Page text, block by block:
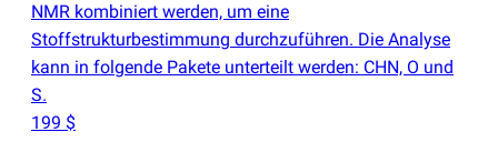
NMR kombiniert werden, um eine
Stoffstrukturbestimmung durchzuführen. Die Analyse
kann in folgende Pakete unterteilt werden: CHN, O und
S.
199 $